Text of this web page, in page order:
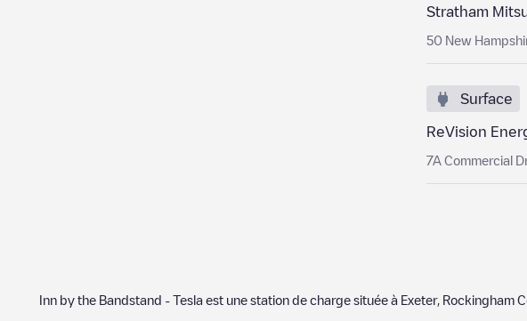
Stratham
50 New
Surface
ReVision
7A Commercial
Inn by the Bandstand - Tesla est une station de charge située à Exeter, Rockingham